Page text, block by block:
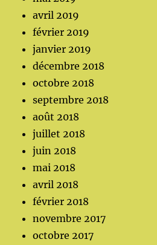
avril 2019
février 2019
janvier 2019
décembre 2018
octobre 2018
septembre 2018
août 2018
juillet 2018
juin 2018
mai 2018
avril 2018
février 2018
novembre 2017
octobre 2017